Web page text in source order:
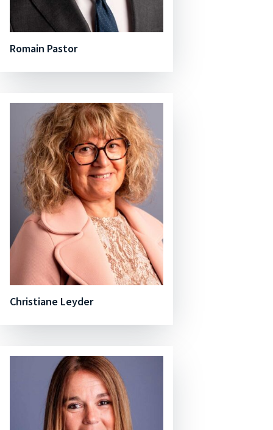
Romain Pastor
Christiane Leyder